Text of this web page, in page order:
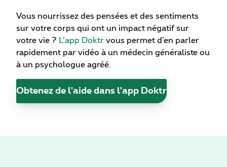
Vous nourrissez des pensées et des sentiments
sur votre corps qui ont un impact négatif sur
votre vie ? L’app Doktr vous permet d’en parler
rapidement par vidéo à un médecin généraliste ou
à un psychologue agréé.
Obtenez de l'aide dans l'app Doktr